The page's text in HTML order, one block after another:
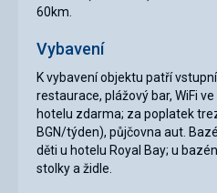
60km.
Vybavení
K vybavení objektu patří
restaurace, plážový bar, WiFi
hotelu zdarma; za poplatek
BGN/týden), půjčovna aut.
děti u hotelu Royal Bay; u
stolky a židle.